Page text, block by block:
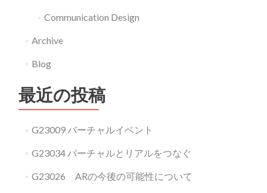
Communication Design
Archive
Blog
最近の投稿
G23009 バーチャルイベント
G23034 バーチャルとリアルをつなぐ
G23026 ARの今後の可能性について